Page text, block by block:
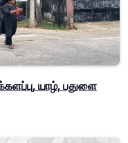
யாழ், பதுளை